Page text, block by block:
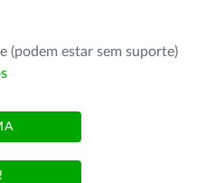
(podem estar sem suporte)